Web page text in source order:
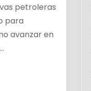
petroleras
para
avanzar en